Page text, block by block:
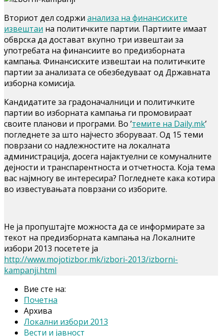
Вториот дел содржи анализа на финансиските
извештаи на политичките партии. Партиите имаат
обврска да достават вкупно три извештаи за
употребата на финансиите во предизборната
кампања. Финансиските извештаи на политичките
партии за анализата се обезбедуваат од Државната
изборна комисија.
Кандидатите за градоначалници и политичките
партии во изборната кампања ги промовираат
своите планови и програми. Во ’темите на Daily.mk’
погледнете за што најчесто зборуваат. Од 15 теми
поврзани со надлежностите на локалната
администрација, досега најактуелни се комуналните
дејности и транспарентноста и отчетноста. Која тема
вас најмногу ве интересира? Погледнете кака котира
во известувањата поврзани со изборите.
Не ја пропуштајте можноста да се информирате за
текот на предизборната кампања на Локалните
избори 2013 посетете ја
http://www.mojotizbor.mk/izbori-2013/izborni-
kampanji.html
Вие сте на:
Почетна
Архива
Локални избори 2013
Вести и јавност